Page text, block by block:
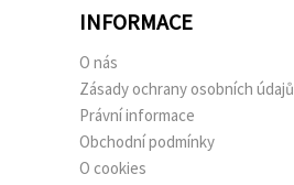
INFORMACE
O nás
Zásady ochrany osobních údajů
Právní informace
Obchodní podmínky
O cookies